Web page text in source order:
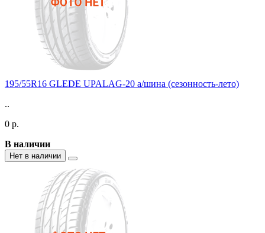
195/55R16 GLEDE UPALAG-20 а/шина (сезонность-лето)
..
0 р.
В наличии
Нет в наличии